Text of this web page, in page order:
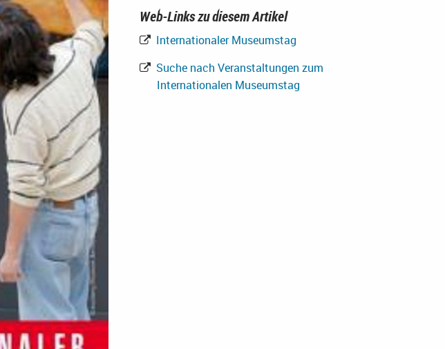
Web-Links zu diesem Artikel
Internationaler Museumstag
Suche nach Veranstaltungen zum
Internationalen Museumstag